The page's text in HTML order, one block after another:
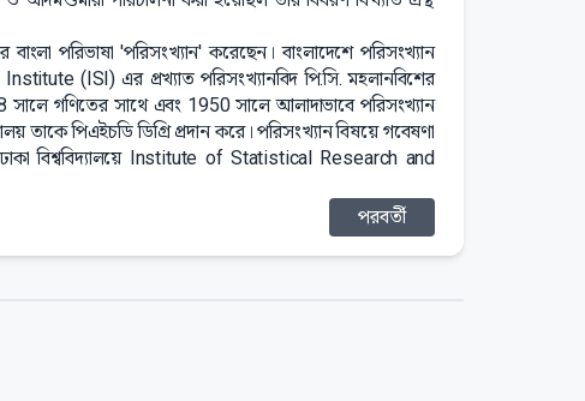
পরিভাষা 'পরিসংখ্যান' করেছেন। বাংলাদেশে পরিসংখ্যান
(ISI) এর প্রখ্যাত পরিসংখ্যানবিদ পি.সি. মহলানবিশের
সালে গণিতের সাথে এবং 1950 সালে আলাদাভাবে পরিসংখ্যান
তাকে পিএইচডি ডিগ্রি প্রদান করে। পরিসংখ্যান বিষয়ে গবেষণা
বিশ্ববিদ্যালয়ে Institute of Statistical Research and
পরবর্তী